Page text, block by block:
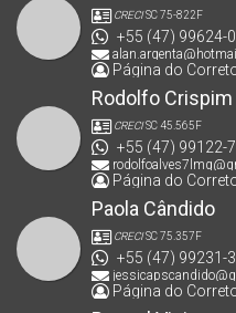
CRECISC 75-822F
+55 (47) 99624-
Página do
Rodolfo Crispim
CRECISC 45.565F
+55 (47) 99122-
Página do
Paola Cândido
CRECISC 75.357F
+55 (47) 99231-
Página do